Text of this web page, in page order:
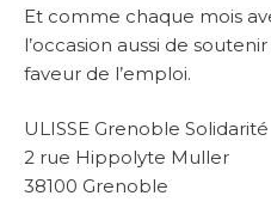
Et comme chaque mois
l’occasion aussi de
faveur de l’emploi.
ULISSE Grenoble Solidarité
2 rue Hippolyte Muller
38100 Grenoble